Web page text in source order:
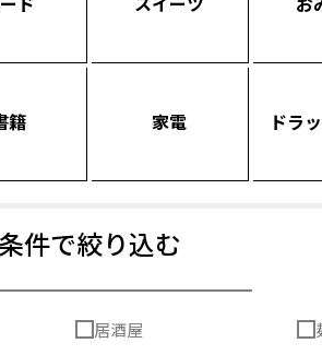
籍 家電 ドラ
条件で絞り込む
居酒屋